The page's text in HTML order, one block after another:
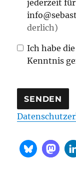
jeder­zeit
Der­lich)
Ich habe
Kennt­nis
SENDEN